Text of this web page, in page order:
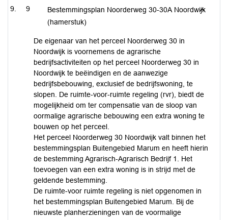
9
Bestemmingsplan Noorderweg 30-30A Noordwijk
(hamerstuk)
De eigenaar van het perceel Noorderweg 30 in
Noordwijk is voornemens de agrarische
bedrijfsactiviteiten op het perceel Noorderweg 30 in
Noordwijk te beëindigen en de aanwezige
bedrijfsbebouwing, exclusief de bedrijfswoning, te
slopen. De ruimte-voor-ruimte regeling (rvr), biedt de
mogelijkheid om ter compensatie van de sloop van
oormalige agrarische bebouwing een extra woning te
bouwen op het perceel.
Het perceel Noorderweg 30 Noordwijk valt binnen het
bestemmingsplan Buitengebied Marum en heeft hierin
de bestemming Agrarisch-Agrarisch Bedrijf 1. Het
toevoegen van een extra woning is in strijd met de
geldende bestemming.
De ruimte-voor ruimte regeling is niet opgenomen in
het bestemmingsplan Buitengebied Marum. Bij de
nieuwste planherzieningen van de voormalige